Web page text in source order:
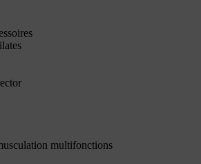
multifonctions